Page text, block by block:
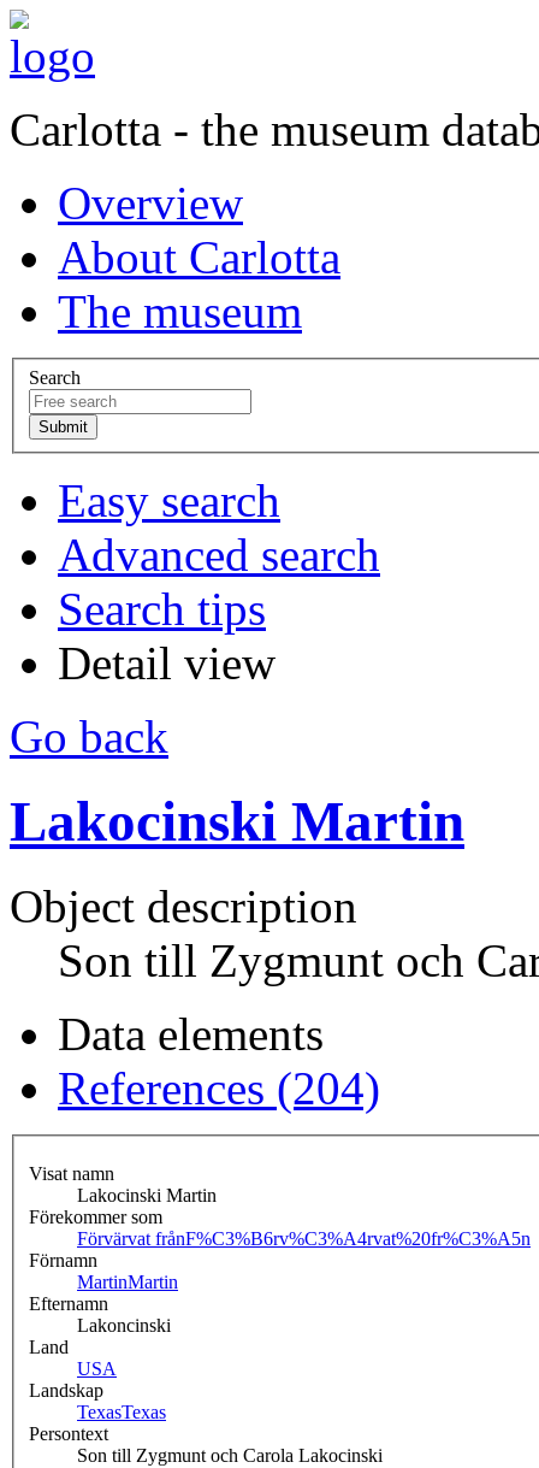
Carlotta - the museum
Overview
About Carlotta
The museum
Search
Easy search
Advanced search
Search tips
Detail view
Go back
Lakocinski Martin
Object description
Son till Zygmunt och
Data elements
References (204)
Visat namn
Lakocinski Martin
Förekommer som
Förvärvat frånF%C3%B6rv%C3%A4rvat%20fr%C3%A5n
Förnamn
MartinMartin
Efternamn
Lakoncinski
Land
USA
Landskap
TexasTexas
Persontext
Son till Zygmunt och Carola Lakocinski